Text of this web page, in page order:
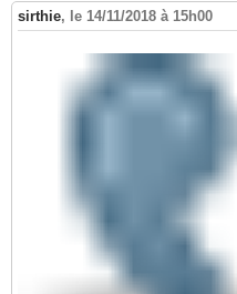
sirthie, le 14/11/2018 à 15h00